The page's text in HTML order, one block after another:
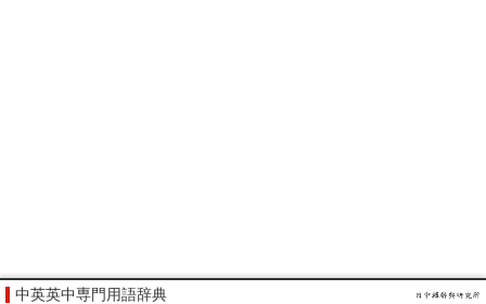
中英英中専門用語辞典